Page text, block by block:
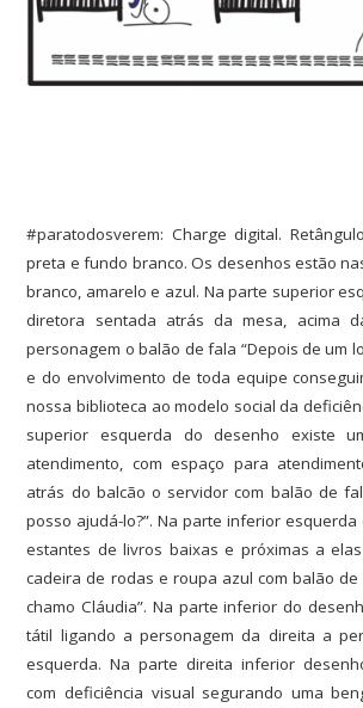
#paratodosverem: Charge digital.
preta e fundo branco. Os desenhos estão
branco, amarelo e azul. Na parte superior
diretora sentada atrás da mesa, acima
personagem o balão de fala “Depois de um
e do envolvimento de toda equipe
nossa biblioteca ao modelo social da
superior esquerda do desenho existe
atendimento, com espaço para
atrás do balcão o servidor com balão de
posso ajudá-lo?”. Na parte inferior
estantes de livros baixas e próximas a
cadeira de rodas e roupa azul com balão de
chamo Cláudia”. Na parte inferior do
tátil ligando a personagem da direita a
esquerda. Na parte direita inferior
com deficiência visual segurando uma